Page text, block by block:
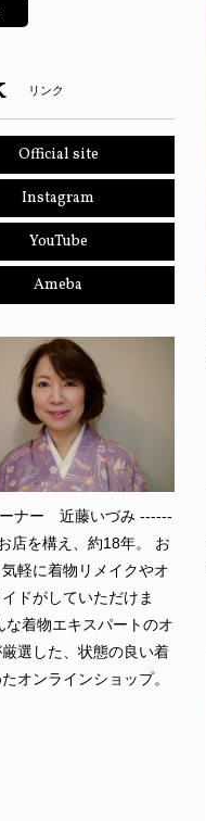
リンク
Official site
Instagram
YouTube
Ameba
ナー 近藤いづみ ------
店を構え、約18年。 お
軽に着物リメイクやオ
ドがしていただけま
な着物エキスパートのオ
選した、状態の良い着
オンラインショップ。